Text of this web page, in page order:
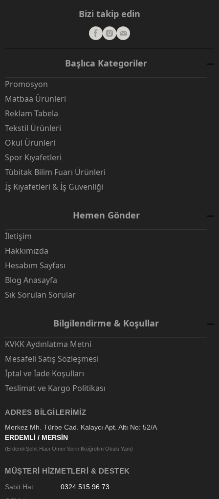
Bizi takip edin
Başlıca Kategoriler
Promosyon
Matbaa Ürünleri
Reklam Tabela
Tekstil Ürünleri
Okul Ürünleri
Spor Kıyafetleri
Tübitak Bilim Fuarı Ürünleri
İş Kıyafetleri & İş Güvenliği
Hemen Gönder
İletişim
Hakkımızda
Hesabım Sayfası
Blog Anasayfa
Sık Sorulan Sorular
Bilgilendirme & Koşullar
KVKK Aydınlatma Metni
Mesafeli Satış Sözleşmesi
İptal ve İade Koşulları
Teslimat ve Kargo Politikası
ADRES BILGILERIMIZ
Merkez Mh. Türbe Cad. Kalaycı Apt. Altı No: 52/A
ERDEMLİ / MERSİN
(Erdemli Şehit Hacı Ömer Serin İlköğretim Okulu Yanı)
MÜŞTERI HIZMETLERI & DESTEK
Sabit Hat:
0324 515 96 73